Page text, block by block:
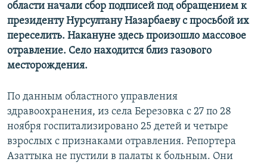
области начали сбор подписей под обращением к
президенту Нурсултану Назарбаеву с просьбой их
переселить. Накануне здесь произошло массовое
отравление. Село находится близ газового
месторождения.
По данным областного управления
здравоохранения, из села Березовка с 27 по 28
ноября госпитализировано 25 детей и четыре
взрослых с признаками отравления. Репортера
Азаттыка не пустили в палаты к больным. Они